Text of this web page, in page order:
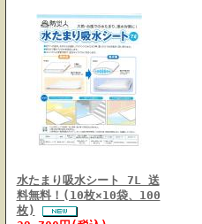
水たまり吸水シート 7L 送
料無料！(10枚×10袋、100
枚)